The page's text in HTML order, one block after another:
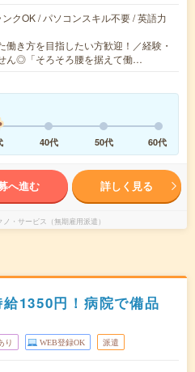
クOK / パソコンスキル不要 / 英語力
働き方を目指したい方歓迎！／経験・
ん◎「そろそろ腰を据えて働…
40代 50代 60代
へ進む 詳しく見る
・サービス（無期雇用派遣）
給1350円！病院で備品
り WEB登録OK 派遣